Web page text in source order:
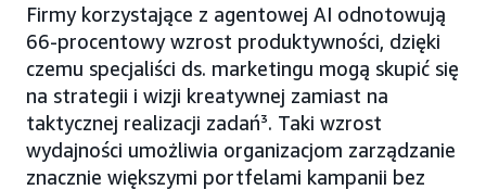
Firmy korzystające z agentowej AI odnotowują
66-procentowy wzrost produktywności, dzięki
czemu specjaliści ds. marketingu mogą skupić się
na strategii i wizji kreatywnej zamiast na
taktycznej realizacji zadań³. Taki wzrost
wydajności umożliwia organizacjom zarządzanie
znacznie większymi portfelami kampanii bez